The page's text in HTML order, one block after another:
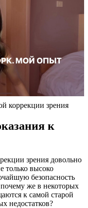
зрения
к
зрения довольно
только высоко
безопасность
почему же в некоторых
к самой старой
недостатков?